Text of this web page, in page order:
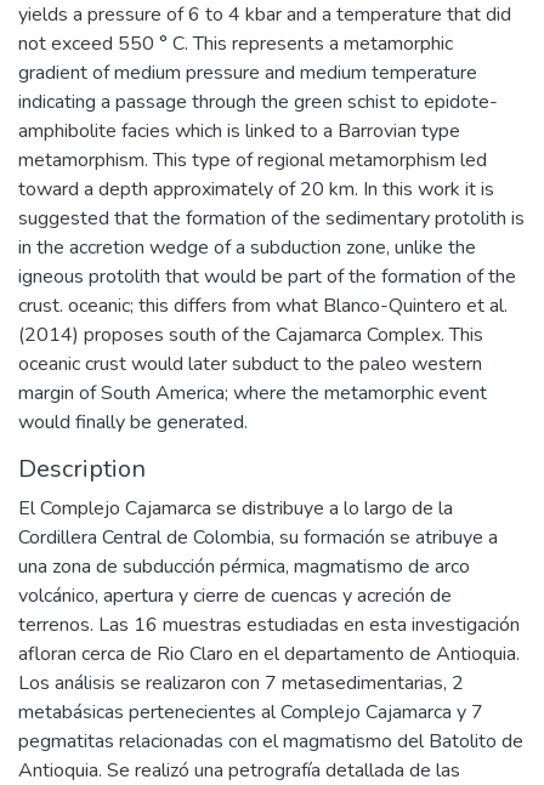
yields a pressure of 6 to 4 kbar and a temperature that did
not exceed 550 ° C. This represents a metamorphic
gradient of medium pressure and medium temperature
indicating a passage through the green schist to epidote-
amphibolite facies which is linked to a Barrovian type
metamorphism. This type of regional metamorphism led
toward a depth approximately of 20 km. In this work it is
suggested that the formation of the sedimentary protolith is
in the accretion wedge of a subduction zone, unlike the
igneous protolith that would be part of the formation of the
crust. oceanic; this differs from what Blanco-Quintero et al.
(2014) proposes south of the Cajamarca Complex. This
oceanic crust would later subduct to the paleo western
margin of South America; where the metamorphic event
would finally be generated.
Description
El Complejo Cajamarca se distribuye a lo largo de la
Cordillera Central de Colombia, su formación se atribuye a
una zona de subducción pérmica, magmatismo de arco
volcánico, apertura y cierre de cuencas y acreción de
terrenos. Las 16 muestras estudiadas en esta investigación
afloran cerca de Rio Claro en el departamento de Antioquia.
Los análisis se realizaron con 7 metasedimentarias, 2
metabásicas pertenecientes al Complejo Cajamarca y 7
pegmatitas relacionadas con el magmatismo del Batolito de
Antioquia. Se realizó una petrografía detallada de las